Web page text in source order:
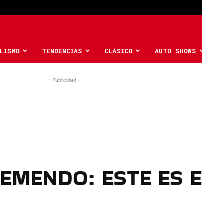
TENDENCIAS CLÁSICO AUTO SHOWS
- Publicidad -
ESTE ES